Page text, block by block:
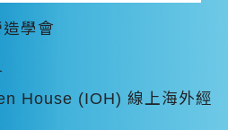
學會
House (IOH) 線上海外經